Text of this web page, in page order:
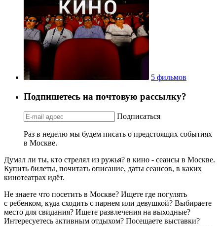
5 фильмов
Подпишетесь на почтовую рассылку?
Подписаться
Раз в неделю мы будем писать о предстоящих событиях
в Москве.
Думал ли ты, кто стрелял из ружья? в кино - сеансы в Москве.
Купить билеты, почитать описание, даты сеансов, в каких
кинотеатрах идёт.
Не знаете что посетить в Москве? Ищете где погулять
с ребенком, куда сходить с парнем или девушкой? Выбираете
место для свидания? Ищете развлечения на выходные?
Интересуетесь активным отдыхом? Посещаете выставки?